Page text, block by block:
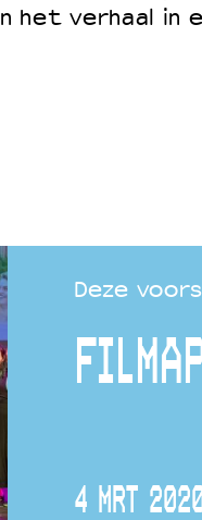
het verhaal in
Deze
4 MRT